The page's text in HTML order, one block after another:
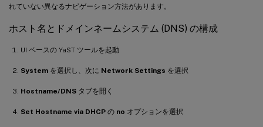
れていない異なるナビゲーション方法があります。
ホスト名とドメインネームシステム (DNS) の構成
UI ベースの YaST ツールを起動
System を選択し、次に Network Settings を選択
Hostname/DNS タブを開く
Set Hostname via DHCP の no オプションを選択